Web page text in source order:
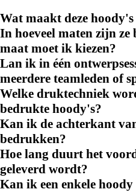
Wat maakt deze hoody's
In hoeveel maten zijn ze
maat moet ik kiezen?
Lan ik in één
meerdere teamleden of
Welke druktechniek
bedrukte hoody's?
Kan ik de achterkant
bedrukken?
Hoe lang duurt het
geleverd wordt?
Kan ik een enkele hoody